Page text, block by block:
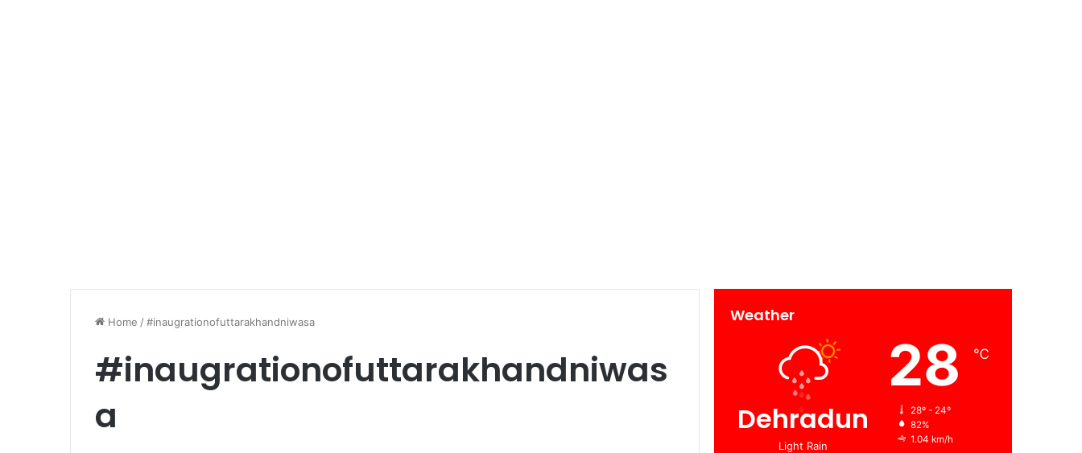
Home /#inaugrationofuttarakhandniwasa
#inaugrationofuttarakhandniwas
a
Weather
Dehradun
Light Rain
28 ℃
28º - 24º
82%
1.04 km/h